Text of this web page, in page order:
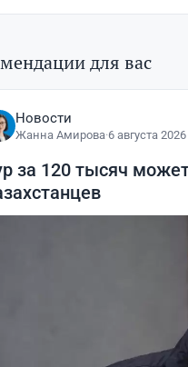
для вас
Новости
Жанна Амирова·6 августа
за 120 тысяч